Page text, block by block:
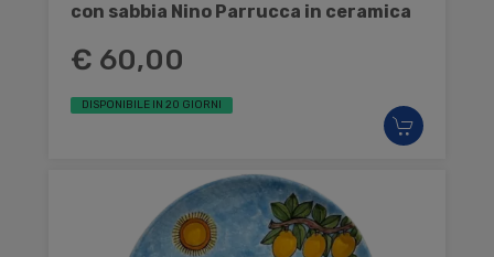
con sabbia Nino Parrucca in ceramica
€ 60,00
DISPONIBILE IN 20 GIORNI